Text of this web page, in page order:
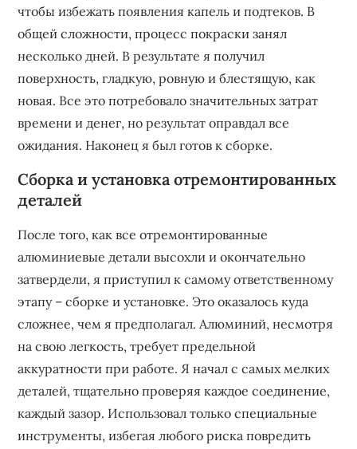
чтобы избежать появления капель и подтеков. В
общей сложности, процесс покраски занял
несколько дней. В результате я получил
поверхность, гладкую, ровную и блестящую, как
новая. Все это потребовало значительных затрат
времени и денег, но результат оправдал все
ожидания. Наконец я был готов к сборке.
Сборка и установка отремонтированных
деталей
После того, как все отремонтированные
алюминиевые детали высохли и окончательно
затвердели, я приступил к самому ответственному
этапу – сборке и установке. Это оказалось куда
сложнее, чем я предполагал. Алюминий, несмотря
на свою легкость, требует предельной
аккуратности при работе. Я начал с самых мелких
деталей, тщательно проверяя каждое соединение,
каждый зазор. Использовал только специальные
инструменты, избегая любого риска повредить